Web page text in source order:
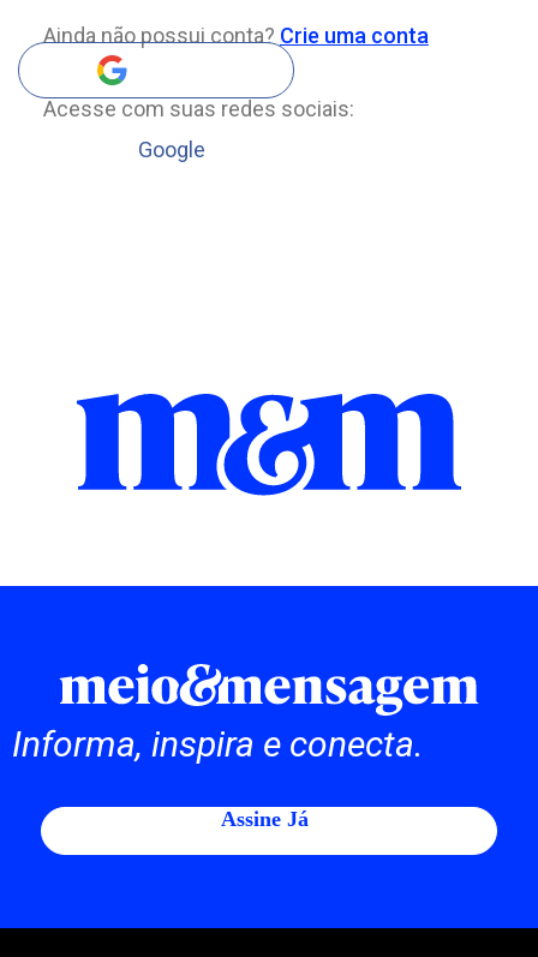
Ainda não possui conta? Crie uma conta
Acesse com suas redes sociais:
Google
Informa, inspira e conecta.
Assine Já